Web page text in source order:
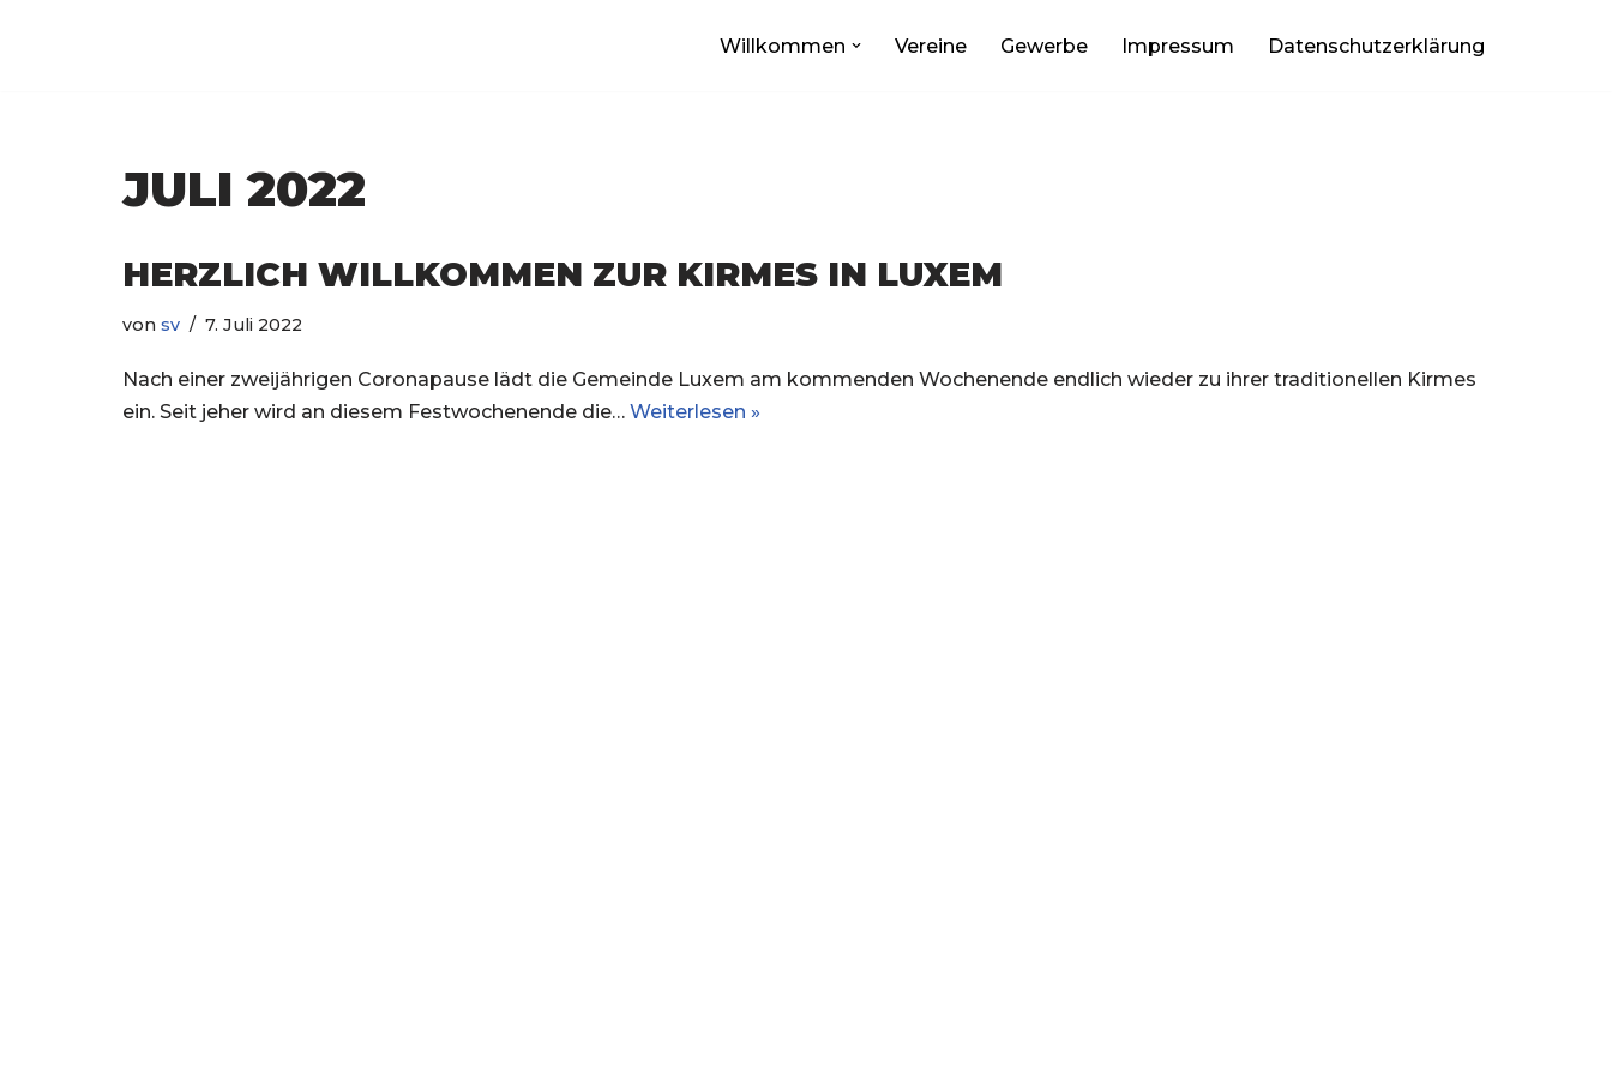
Willkommen Vereine Gewerbe Impressum Datenschutzerklärung
JULI 2022
HERZLICH WILLKOMMEN ZUR KIRMES IN LUXEM
von sv 7. Juli 2022
Nach einer zweijährigen Coronapause lädt die Gemeinde Luxem am kommenden Wochenende endlich wieder zu ihrer traditionellen Kirmes
ein. Seit jeher wird an diesem Festwochenende die… Weiterlesen »